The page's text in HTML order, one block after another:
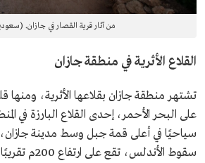
من آثار قرية القصار في جازان.
القلاع الأثرية في منطقة جازان
تشتهر منطقة جازان بقلاعها الأثرية، ومنها
على البحر الأحمر، إحدى القلاع البارزة في
سياحيًا في أعلى قمة جبل وسط مدينة جازان،